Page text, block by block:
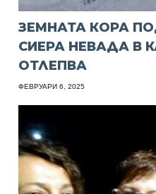
ЗЕМНАТА КОРА
СИЕРА НЕВАДА В
ОТЛЕПВА
ФЕВРУАРИ 6, 2025